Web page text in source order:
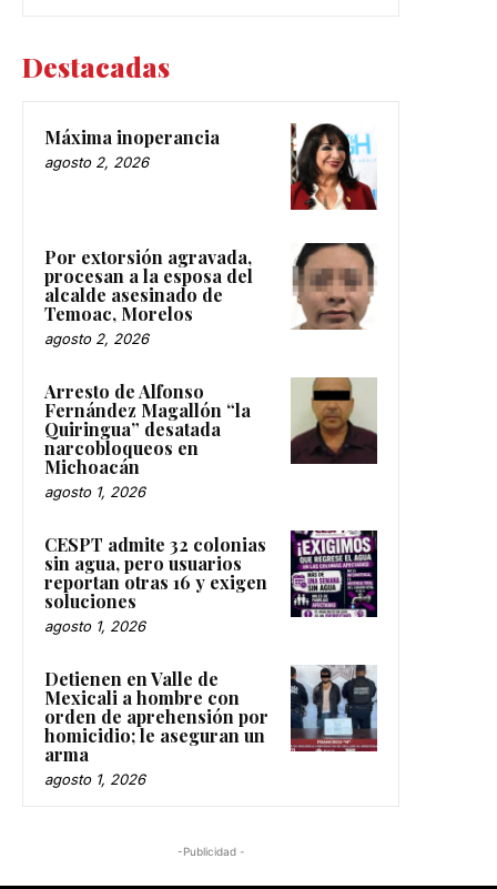
Destacadas
Máxima inoperancia
agosto 2, 2026
Por extorsión agravada,
procesan a la esposa del
alcalde asesinado de
Temoac, Morelos
agosto 2, 2026
Arresto de Alfonso
Fernández Magallón “la
Quiringua” desatada
narcobloqueos en
Michoacán
agosto 1, 2026
CESPT admite 32 colonias
sin agua, pero usuarios
reportan otras 16 y exigen
soluciones
agosto 1, 2026
Detienen en Valle de
Mexicali a hombre con
orden de aprehensión por
homicidio; le aseguran un
arma
agosto 1, 2026
-Publicidad -